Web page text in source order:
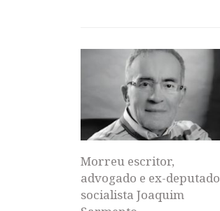
Morreu escritor,
advogado e ex-deputado
socialista Joaquim